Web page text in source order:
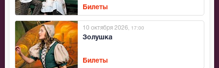
Билеты
Золушка
10 октября 2026 , 17:00
Билеты